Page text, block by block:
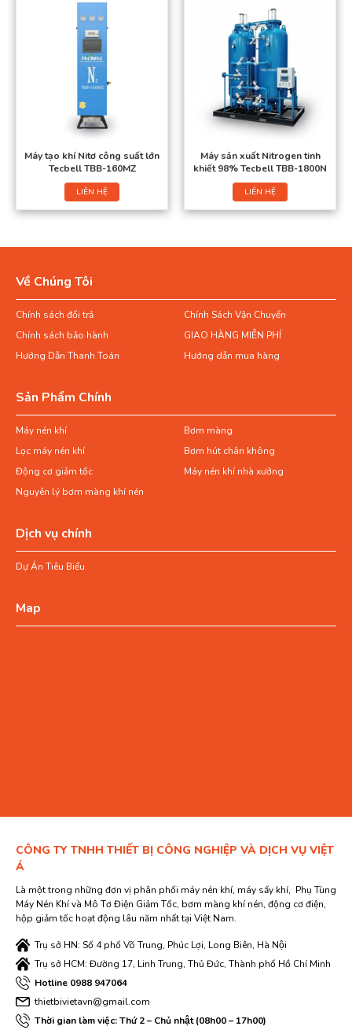
Máy tạo khí Nitơ công suất lớn
Tecbell TBB-160MZ
LIÊN HỆ
Máy sản xuất Nitrogen tinh
khiết 98% Tecbell TBB-1800N
LIÊN HỆ
Về Chúng Tôi
Chính sách đổi trả
Chính Sách Vận Chuyển
Chính sách bảo hành
GIAO HÀNG MIỄN PHÍ
Hướng Dẫn Thanh Toán
Hướng dẫn mua hàng
Sản Phẩm Chính
Máy nén khí
Bơm màng
Lọc máy nén khí
Bơm hút chân không
Động cơ giảm tốc
Máy nén khí nhà xưởng
Nguyên lý bơm màng khí nén
Dịch vụ chính
Dự Án Tiêu Biểu
Map
CÔNG TY TNHH THIẾT BỊ CÔNG NGHIỆP VÀ DỊCH VỤ VIỆT
Á
Là một trong những đơn vị phân phối máy nén khí, máy sấy khí, Phụ Tùng
Máy Nén Khí và Mô Tơ Điện Giảm Tốc, bơm màng khí nén, động cơ điện,
hộp giảm tốc hoạt động lâu năm nhất tại Việt Nam.
Trụ sở HN: Số 4 phố Võ Trung, Phúc Lợi, Long Biên, Hà Nội
Trụ sở HCM: Đường 17, Linh Trung, Thủ Đức, Thành phố Hồ Chí Minh
Hotline 0988 947064
thietbivietavn@gmail.com
Thời gian làm việc: Thứ 2 – Chủ nhật (08h00 – 17h00)